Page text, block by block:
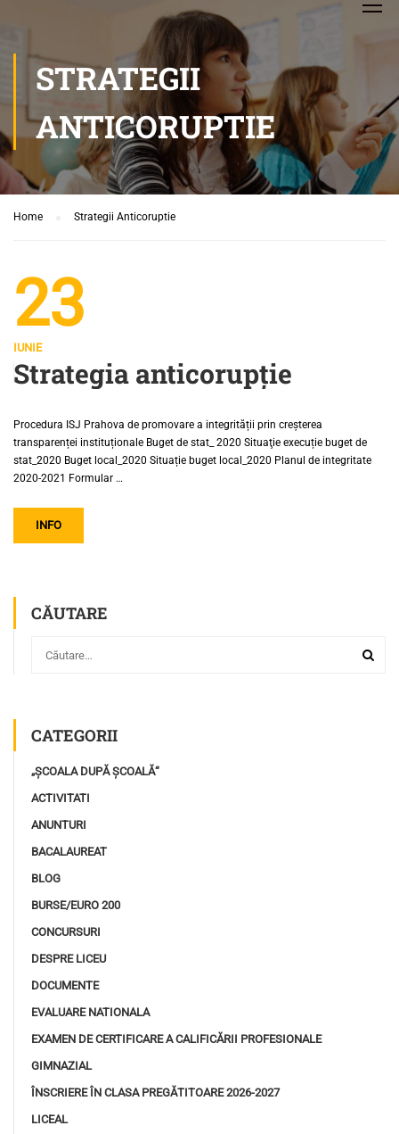
STRATEGII
ANTICORUPTIE
Home Strategii Anticoruptie
23
IUNIE
Strategia anticorupție
Procedura ISJ Prahova de promovare a integrității prin creșterea
transparenței instituționale Buget de stat_ 2020 Situaţie execuție buget de
stat_2020 Buget local_2020 Situație buget local_2020 Planul de integritate
2020-2021 Formular …
INFO
CĂUTARE
CATEGORII
„ȘCOALA DUPĂ ȘCOALĂ“
ACTIVITATI
ANUNTURI
BACALAUREAT
BLOG
BURSE/EURO 200
CONCURSURI
DESPRE LICEU
DOCUMENTE
EVALUARE NATIONALA
EXAMEN DE CERTIFICARE A CALIFICĂRII PROFESIONALE
GIMNAZIAL
ÎNSCRIERE ÎN CLASA PREGĂTITOARE 2026-2027
LICEAL